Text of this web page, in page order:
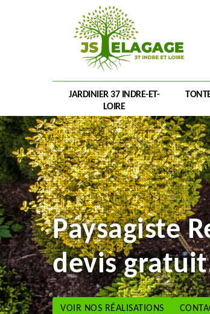
JARDINIER 37 INDRE-ET-
LOIRE
Paysagiste
devis
VOIR NOS RÉALISATIONS